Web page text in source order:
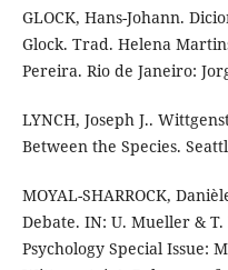
GLOCK, Hans-Johann.
Glock. Trad. Helena
Pereira. Rio de Janeiro:
LYNCH, Joseph J..
Between the Species.
MOYAL-SHARROCK,
Debate. IN: U. Mueller &
Psychology Special Issue: